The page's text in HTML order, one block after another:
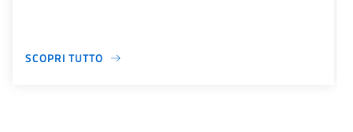
SCOPRI TUTTO